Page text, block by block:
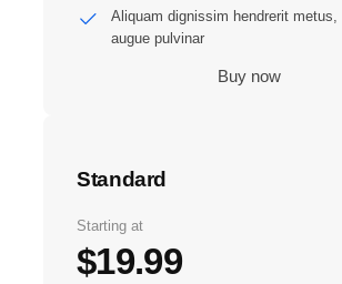
Aliquam dignissim hendrerit metus,
augue pulvinar
Buy now
Standard
Starting at
$19.99